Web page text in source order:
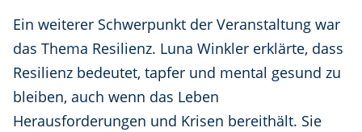
Ein weiterer Schwerpunkt der Veranstaltung war
das Thema Resilienz. Luna Winkler erklärte, dass
Resilienz bedeutet, tapfer und mental gesund zu
bleiben, auch wenn das Leben
Herausforderungen und Krisen bereithält. Sie